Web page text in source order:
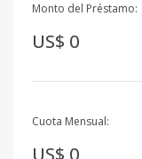
Monto del Préstamo:
US$ 0
Cuota Mensual: